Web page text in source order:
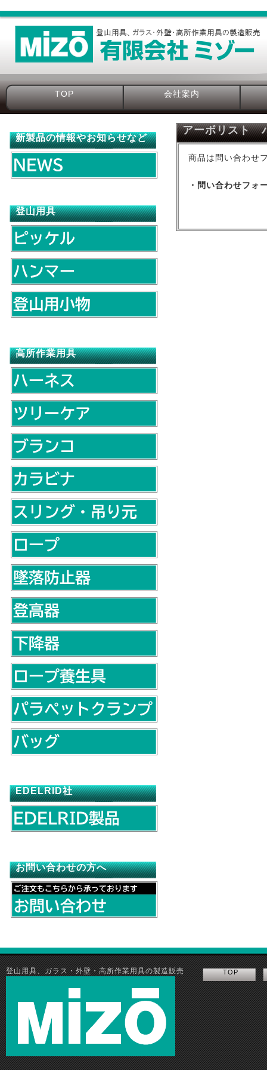
TOP 会社案内
アーボリスト
商品は問い合わせ
・問い合わせフォ
新製品の情報やお知らせなど
登山用具
高所作業用具
EDELRID社
お問い合わせの方へ
登山用具、ガラス・外壁・高所作業用具の製造販売 TOP